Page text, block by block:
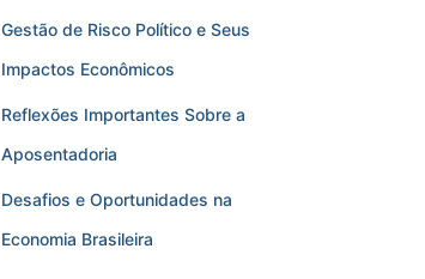
Gestão de Risco Político e Seus
Impactos Econômicos
Reflexões Importantes Sobre a
Aposentadoria
Desafios e Oportunidades na
Economia Brasileira